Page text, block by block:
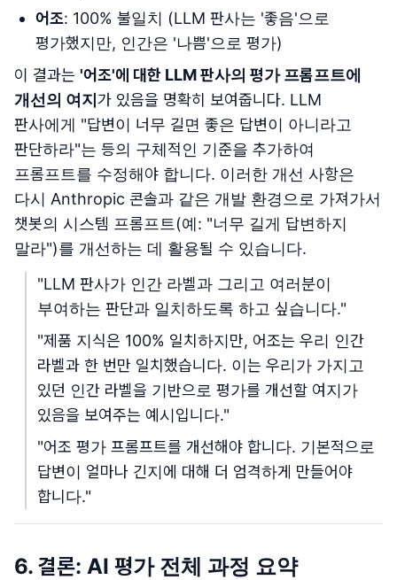
어조: 100% 불일치 (LLM 판사는 '좋음'으로
평가했지만, 인간은 '나쁨'으로 평가)
이 결과는 '어조'에 대한 LLM 판사의 평가 프롬프트에
개선의 여지 가 있음을 명확히 보여줍니다. LLM
판사에게 "답변이 너무 길면 좋은 답변이 아니라고
판단하라"는 등의 구체적인 기준을 추가하여
프롬프트를 수정해야 합니다. 이러한 개선 사항은
다시 Anthropic 콘솔과 같은 개발 환경으로 가져가서
챗봇의 시스템 프롬프트(예: "너무 길게 답변하지
말라")를 개선하는 데 활용될 수 있습니다.
"LLM 판사가 인간 라벨과 그리고 여러분이
부여하는 판단과 일치하도록 하고 싶습니다."
"제품 지식은 100% 일치하지만, 어조는 우리 인간
라벨과 한 번만 일치했습니다. 이는 우리가 가지고
있던 인간 라벨을 기반으로 평가를 개선할 여지가
있음을 보여주는 예시입니다."
"어조 평가 프롬프트를 개선해야 합니다. 기본적으로
답변이 얼마나 긴지에 대해 더 엄격하게 만들어야
합니다."
6. 결론: AI 평가 전체 과정 요약